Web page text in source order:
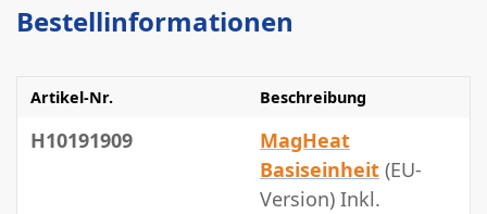
Bestellinformationen
Artikel-Nr. Beschreibung
H10191909
MagHeat
Basiseinheit (EU-
Version) Inkl.